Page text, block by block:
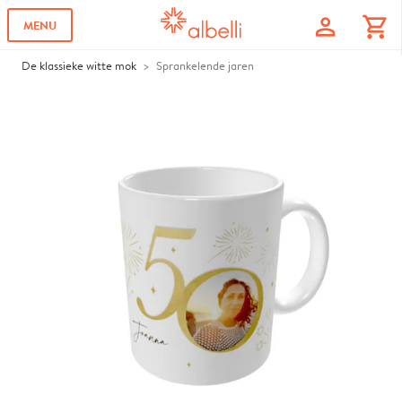
MENU profile shopping_cart
De klassieke witte mok Sprankelende jaren